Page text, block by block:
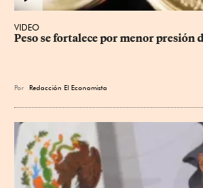
VIDEO
Peso se fortalece por menor presión
Por Redacción El Economista